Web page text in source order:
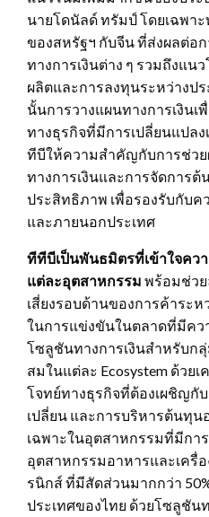
นายโดนัลด์ ทรัมป์ โดยเฉพา
ของสหรัฐฯ กับจีน ที่ส่งผลต่อ
ทางการเงินต่าง ๆ รวมถึงแน
ผลิตและการลงทุนระหว่างป
นั้นการวางแผนทางการเงิน
ทางธุรกิจที่มีการเปลี่ยนแปลง
ทีบีให้ความสำคัญกับการช่วย
ทางการเงินและการจัดการ
ประสิทธิภาพ เพื่อรองรับกับค
และภายนอกประเทศ
ทีทีบีเป็นพันธมิตรที่เข้าใจคว
แต่ละอุตสาหกรรม พร้อมช่ว
เสี่ยงรอบด้านของการค้าระห
ในการแข่งขันในตลาดที่มีค
โซลูชันทางการเงินสำหรับก
สมในแต่ละ Ecosystem ด้วย
โจทย์ทางธุรกิจที่ต้องเผชิญกั
เปลี่ยน และการบริหารต้นทุ
เฉพาะในอุตสาหกรรมที่มีกา
อุตสาหกรรมอาหารและเครื่
รนิกส์ ที่มีสัดส่วนมากกว่า
ประเทศของไทย ด้วยโซลูชัน